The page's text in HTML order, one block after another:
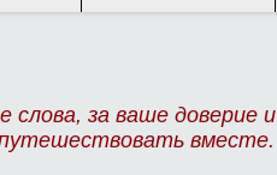
слова, за ваше доверие и
вместе.